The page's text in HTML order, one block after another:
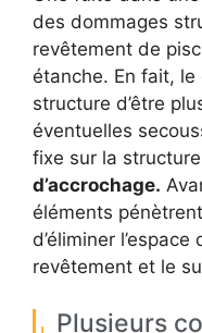
des dommages
revêtement de
étanche. En fait,
structure d’être
éventuelles
fixe sur la
d’accrochage.
éléments
d’éliminer
revêtement et le
Plusieurs